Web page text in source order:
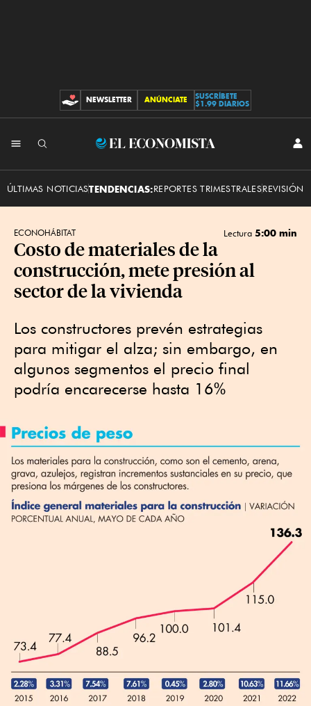
CONTRIBUCIONES
NEWSLETTER ANÚNCIATE
SUSCRÍBETE
$1.99 DIARIOS
El
ÚLTIMAS NOTICIASTENDENCIAS:REPORTES TRIMESTRALESREVISIÓN
ECONOHÁBITAT Lectura 5:00 min
Costo de materiales de la
construcción, mete presión al
sector de la vivienda
Los constructores prevén estrategias
para mitigar el alza; sin embargo, en
algunos segmentos el precio final
podría encarecerse hasta 16%